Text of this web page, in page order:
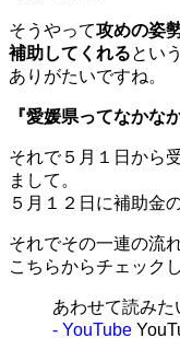
そうやって攻めの姿
補助してくれるとい
ありがたいですね。
『愛媛県ってなかな
それで５月１日から
まして。
５月１２日に補助金
それでその一連の流
こちらからチェック
あわせて読みた
- YouTube